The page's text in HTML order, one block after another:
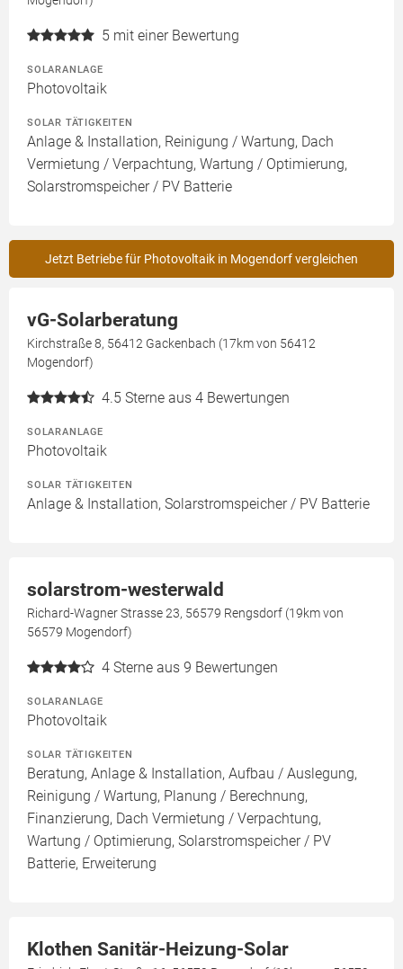
5 mit einer Bewertung
SOLARANLAGE
Photovoltaik
SOLAR TÄTIGKEITEN
Anlage & Installation, Reinigung / Wartung, Dach
Vermietung / Verpachtung, Wartung / Optimierung,
Solarstromspeicher / PV Batterie
Jetzt Betriebe für Photovoltaik in Mogendorf vergleichen
vG-Solarberatung
Kirchstraße 8, 56412 Gackenbach (17km von 56412
Mogendorf)
4.5 Sterne aus 4 Bewertungen
SOLARANLAGE
Photovoltaik
SOLAR TÄTIGKEITEN
Anlage & Installation, Solarstromspeicher / PV Batterie
solarstrom-westerwald
Richard-Wagner Strasse 23, 56579 Rengsdorf (19km von
56579 Mogendorf)
4 Sterne aus 9 Bewertungen
SOLARANLAGE
Photovoltaik
SOLAR TÄTIGKEITEN
Beratung, Anlage & Installation, Aufbau / Auslegung,
Reinigung / Wartung, Planung / Berechnung,
Finanzierung, Dach Vermietung / Verpachtung,
Wartung / Optimierung, Solarstromspeicher / PV
Batterie, Erweiterung
Klothen Sanitär-Heizung-Solar